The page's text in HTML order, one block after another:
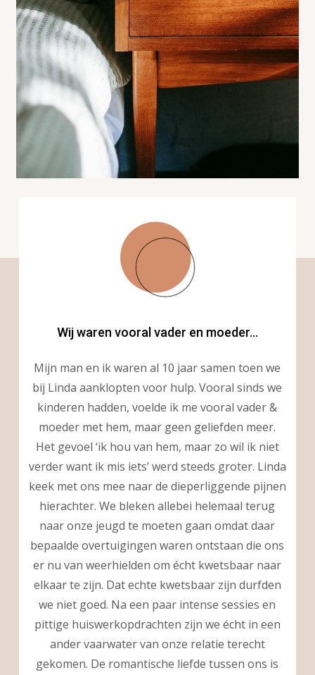
Wij waren vooral vader en moeder...
Mijn man en ik waren al 10 jaar samen toen we
bij Linda aanklopten voor hulp. Vooral sinds we
kinderen hadden, voelde ik me vooral vader &
moeder met hem, maar geen geliefden meer.
Het gevoel ‘ik hou van hem, maar zo wil ik niet
verder want ik mis iets’ werd steeds groter. Linda
keek met ons mee naar de dieperliggende pijnen
hierachter. We bleken allebei helemaal terug
naar onze jeugd te moeten gaan omdat daar
bepaalde overtuigingen waren ontstaan die ons
er nu van weerhielden om écht kwetsbaar naar
elkaar te zijn. Dat echte kwetsbaar zijn durfden
we niet goed. Na een paar intense sessies en
pittige huiswerkopdrachten zijn we écht in een
ander vaarwater van onze relatie terecht
gekomen. De romantische liefde tussen ons is